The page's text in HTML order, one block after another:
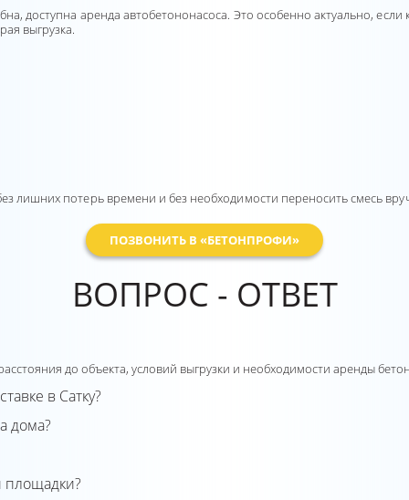
доступна аренда автобетононасоса. Это особенно актуально,
выгрузка.
лишних потерь времени и без необходимости переносить смесь
ПОЗВОНИТЬ В «БЕТОНПРОФИ»
ВОПРОС - ОТВЕТ
до объекта, условий выгрузки и необходимости аренды
в Сатку?
дома?
площадки?